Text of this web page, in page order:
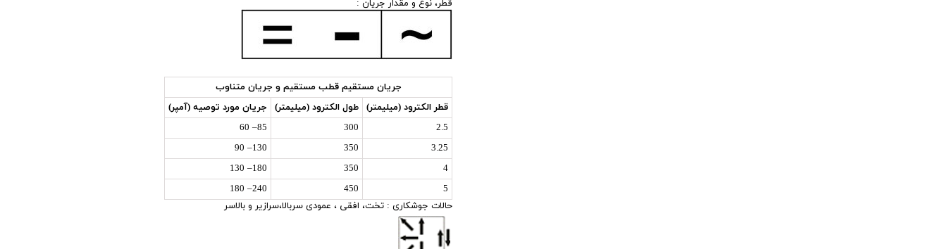
قطر، نوع و مقدار جریان :
جريان مستقيم قطب مستقيم و جريان متناوب
قطر الكترود (ميليمتر)
طول الكترود (ميليمتر)
جريان مورد توصيه (آمپر)
2.5
300
85– 60
3.25
350
130– 90
4
350
180– 130
5
450
240– 180
حالات جوشکاری : تخت، افقی ، عمودی سربالا،سرازیر و بالاسر